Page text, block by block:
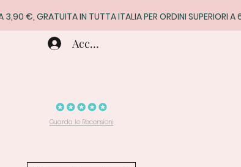
3,90 €, GRATUITA IN TUTTA ITALIA PER ORDINI SUPERIORI
Accedi
Guarda le Recensioni